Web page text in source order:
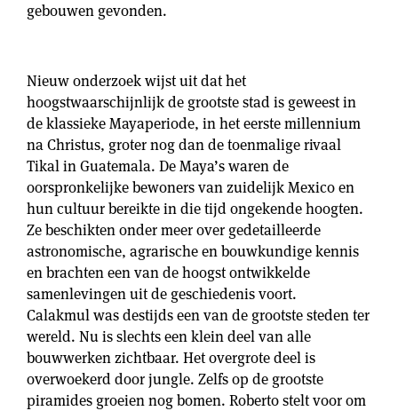
gebouwen gevonden.
Nieuw onderzoek wijst uit dat het
hoogstwaarschijnlijk de grootste stad is geweest in
de klassieke Mayaperiode, in het eerste millennium
na Christus, groter nog dan de toenmalige rivaal
Tikal in Guatemala. De Maya’s waren de
oorspronkelijke bewoners van zuidelijk Mexico en
hun cultuur bereikte in die tijd ongekende hoogten.
Ze beschikten onder meer over gedetailleerde
astronomische, agrarische en bouwkundige kennis
en brachten een van de hoogst ontwikkelde
samenlevingen uit de geschiedenis voort.
Calakmul was destijds een van de grootste steden ter
wereld. Nu is slechts een klein deel van alle
bouwwerken zichtbaar. Het overgrote deel is
overwoekerd door jungle. Zelfs op de grootste
piramides groeien nog bomen. Roberto stelt voor om